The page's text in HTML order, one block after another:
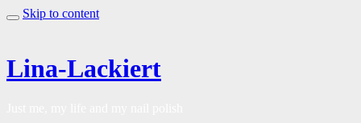
Skip to content
Lina-Lackiert